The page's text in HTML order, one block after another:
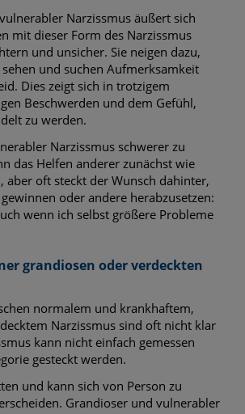
Narzissmus äußert sich
mit dieser Form des Narzissmus
und unsicher. Sie neigen dazu,
und suchen Aufmerksamkeit
Dies zeigt sich in trotzigem
Beschwerden und dem Gefühl,
zu werden.
Narzissmus schwerer zu
das Helfen anderer zunächst wie
aber oft steckt der Wunsch dahinter,
oder andere herabzusetzen:
wenn ich selbst größere Probleme
grandiosen oder verdeckten
normalem und krankhaftem,
Narzissmus sind oft nicht klar
kann nicht einfach gemessen
gesteckt werden.
und kann sich von Person zu
Grandioser und vulnerabler